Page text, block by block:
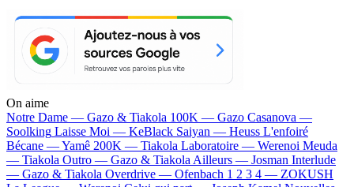
On aime
Notre Dame — Gazo & Tiakola 100K — Gazo Casanova —
Soolking Laisse Moi — KeBlack Saiyan — Heuss L'enfoiré
Bécane —Yamê 200K — Tiakola Laboratoire — Werenoi Meuda
— Tiakola Outro — Gazo & Tiakola Ailleurs — Josman Interlude
— Gazo & Tiakola Overdrive — Ofenbach 1 2 3 4 — ZOKUSH